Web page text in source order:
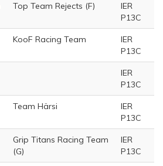
Top Team Rejects (F)
IER
P13C
KooF Racing Team
IER
P13C
IER
P13C
Team Härsi
IER
P13C
Grip Titans Racing Team
(G)
IER
P13C